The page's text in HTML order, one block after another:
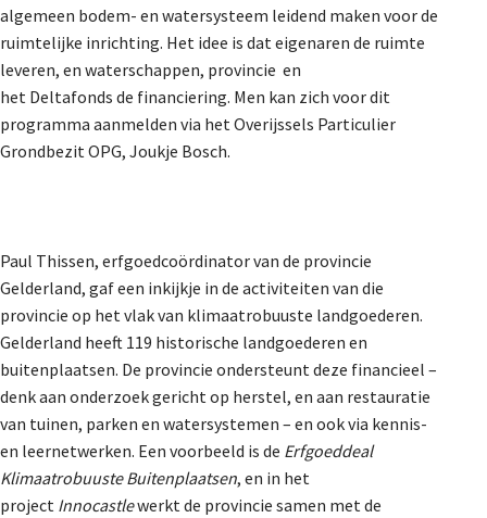
algemeen bodem- en watersysteem leidend maken voor de
ruimtelijke inrichting. Het idee is dat eigenaren de ruimte
leveren, en waterschappen, provincie en
het Deltafonds de financiering. Men kan zich voor dit
programma aanmelden via het Overijssels Particulier
Grondbezit OPG, Joukje Bosch.
Paul Thissen, erfgoedcoördinator van de provincie
Gelderland, gaf een inkijkje in de activiteiten van die
provincie op het vlak van klimaatrobuuste landgoederen.
Gelderland heeft 119 historische landgoederen en
buitenplaatsen. De provincie ondersteunt deze financieel –
denk aan onderzoek gericht op herstel, en aan restauratie
van tuinen, parken en watersystemen – en ook via kennis-
en leernetwerken. Een voorbeeld is de Erfgoeddeal
Klimaatrobuuste Buitenplaatsen, en in het
project Innocastlewerkt de provincie samen met de